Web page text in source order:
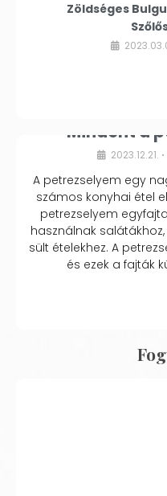
Zöldséges
Mindent a
2023.12.21. •
A petrezselyem egy
számos konyhai étel
petrezselyem
használnak
sült ételekhez. A
és ezek a fajták